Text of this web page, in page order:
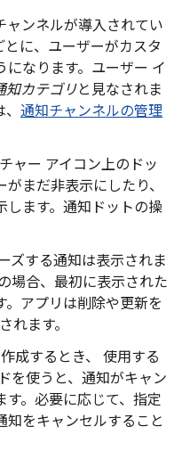
ャンネルが導入されてい
に、ユーザーがカスタ
なります。ユーザー イ
知カテゴリと見なされま
通知チャンネルの管理
ャー アイコン上のドッ
まだ非表示にしたり、
します。通知ドットの操
ズする通知は表示されま
場合、最初に表示された
。アプリは削除や更新を
れます。
成するとき、 使用する
を使うと、通知がキャン
。必要に応じて、指定
知をキャンセルすること